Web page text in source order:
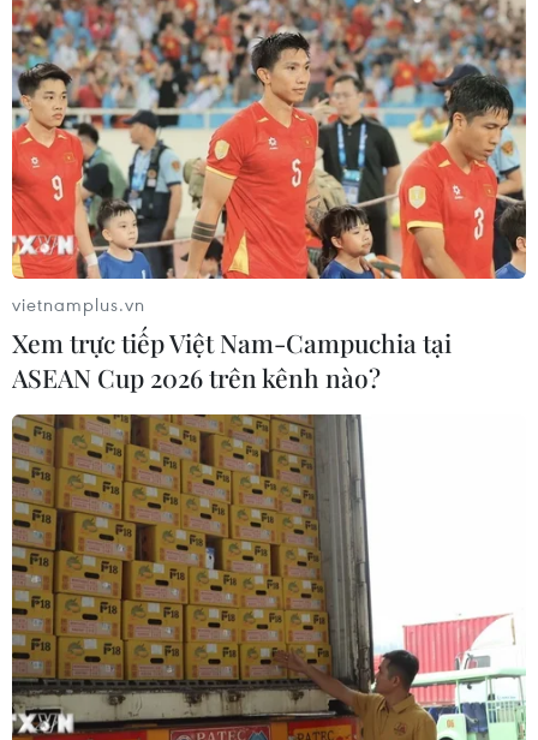
17/12/2018 07:46
Hai bên nhất trí tiếp tục thúc đẩy việc xây dựng hành
lang kinh tế Lào-Trung để hai bên sẽ cùng ký kết trong
chuyến thăm Trung Quốc của Tổng Bí thư Lào trong
tháng 4/2019.
Vì sao số sinh viên Lào sang học tại Trung
Quốc tăng mạnh?
06/07/2019 02:25
Năm 2018-2019, con số sinh viên Lào theo học tại Trung
vietnamplus.vn
Xem trực tiếp Việt Nam-Campuchia tại
ASEAN Cup 2026 trên kênh nào?